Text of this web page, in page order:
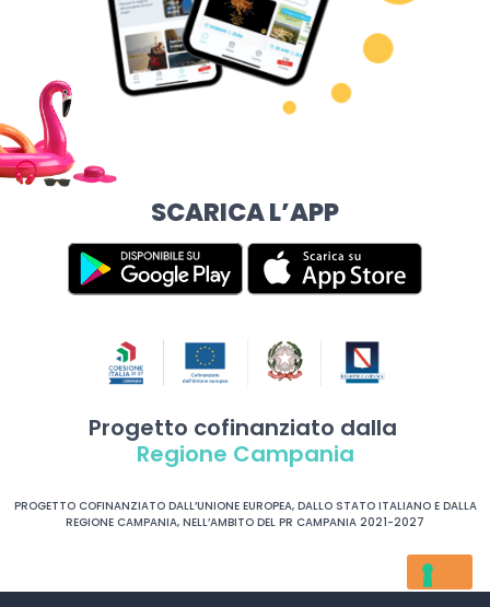
SCARICA L’APP
Progetto cofinanziato dalla
Regione Campania
PROGETTO COFINANZIATO DALL’UNIONE EUROPEA, DALLO STATO ITALIANO E DALLA
REGIONE CAMPANIA, NELL’AMBITO DEL PR CAMPANIA 2021-2027